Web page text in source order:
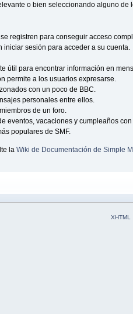
o bien seleccionando alguno
registren para conseguir acceso
sesión para acceder a su cuenta.
útil para encontrar información en
permite a los usuarios expresarse.
con un poco de BBC.
personales entre ellos.
de un foro.
eventos, vacaciones y cumpleaños
populares de SMF.
la Wiki de Documentación de Simple
XHTML